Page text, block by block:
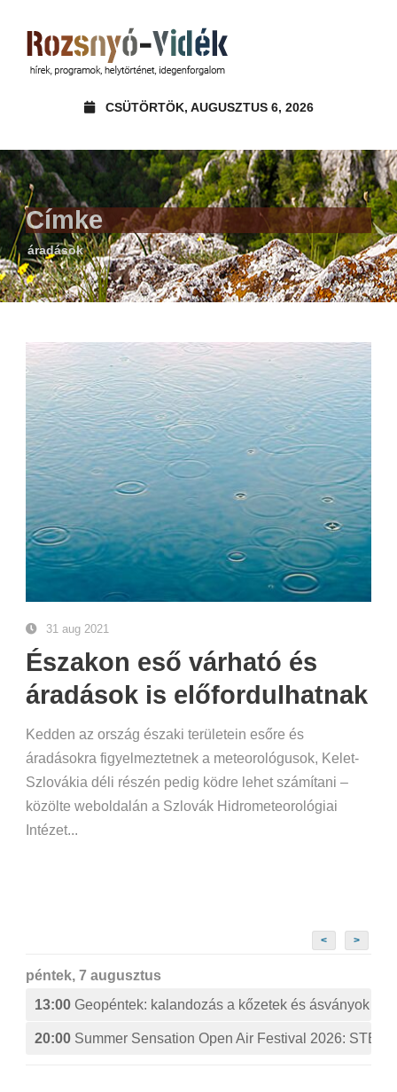
CSÜTÖRTÖK, AUGUSZTUS 6, 2026
Címke
áradások
31 aug 2021
Északon eső várható és
áradások is előfordulhatnak
Kedden az ország északi területein esőre és
áradásokra figyelmeztetnek a meteorológusok, Kelet-
Szlovákia déli részén pedig ködre lehet számítani –
közölte weboldalán a Szlovák Hidrometeorológiai
Intézet...
< >
péntek, 7 augusztus
13:00 Geopéntek: kalandozás a kőzetek és ásványok
20:00 Summer Sensation Open Air Festival 2026: